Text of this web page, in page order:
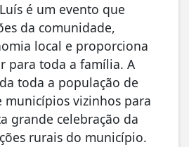
é um evento que
da comunidade,
local e proporciona
para toda a família. A
toda a população de
municípios vizinhos para
grande celebração da
rurais do município.